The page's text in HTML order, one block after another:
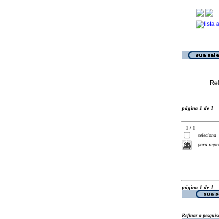
página 1 de 1
1 / 1
seleciona
para
página 1 de 1
Refinar a